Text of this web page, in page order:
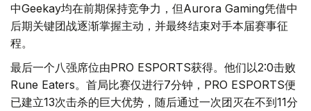
中Geekay均在前期保持竞争力，但Aurora Gaming凭借中
后期关键团战逐渐掌握主动，并最终结束对手本届赛事征
程。
最后一个八强席位由PRO ESPORTS获得。他们以2:0击败
Rune Eaters。首局比赛仅进行7分钟，PRO ESPORTS便
已建立13次击杀的巨大优势，随后通过一次团灭在不到11分